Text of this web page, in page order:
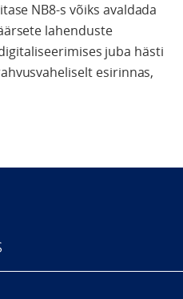
NB8-s võiks avaldada
lahenduste
juba hästi
esirinnas,